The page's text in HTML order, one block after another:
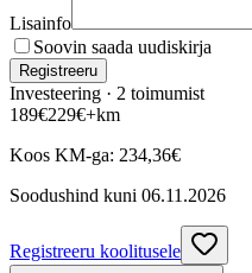
Lisainfo
Soovin saada uudiskirja
Registreeru
Investeering · 2 toimumist
189€229€+km
Koos KM-ga: 234,36€
Soodushind kuni 06.11.2026
Registreeru koolitusele